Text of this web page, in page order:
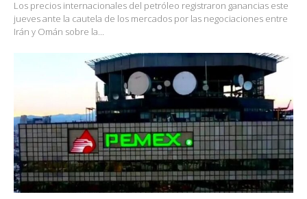
Los precios internacionales del petróleo registraron ganancias este
jueves ante la cautela de los mercados por las negociaciones entre
Irán y Omán sobre la...